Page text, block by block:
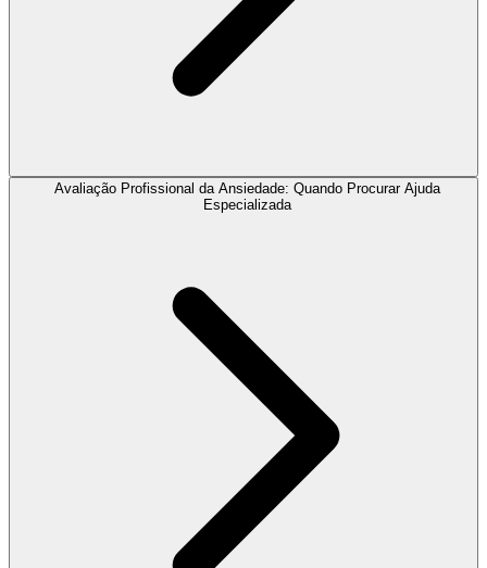
Avaliação Profissional da Ansiedade: Quando Procurar Ajuda
Especializada